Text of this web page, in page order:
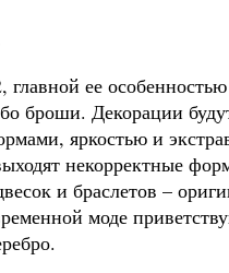
ее
броши. Декорации
яркостью и
некорректные
и браслетов –
моде